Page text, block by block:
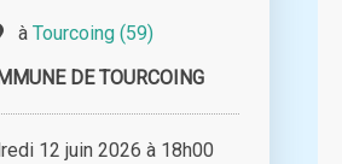
à Tourcoing (59)
DE TOURCOING
12 juin 2026 à 18h00